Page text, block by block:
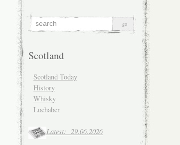
Scotland
Scotland Today
History
Whisky
Lochaber
Latest: 29.06.2026